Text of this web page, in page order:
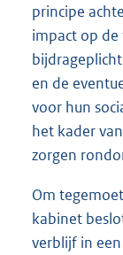
principe
impact op de
en de
voor hun
het kader
zorgen
Om
kabinet
verblijf in